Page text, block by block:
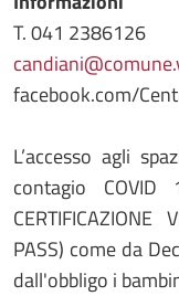
T. 041 2386126
facebook.com/
L’accesso agli
contagio
PASS) come da
dall'obbligo i